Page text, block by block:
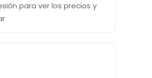
para ver los precios y